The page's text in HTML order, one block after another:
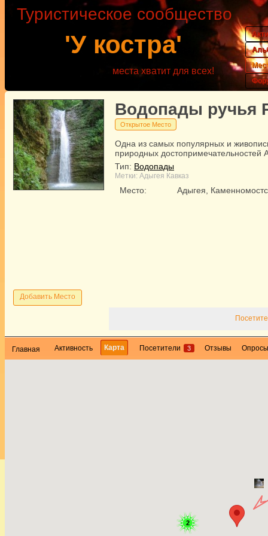
'У костра'
Туристическое сообщество
места хватит для всех!
Водопады ручья
Открытое Место
Одна из самых популярных и
природных достопримечательностей
Тип: Водопады
Метки: Адыгея Кавказ
Место: Адыгея,
Добавить Место
Главная Активность Карта Посетители 3 Отзывы Опросы
2